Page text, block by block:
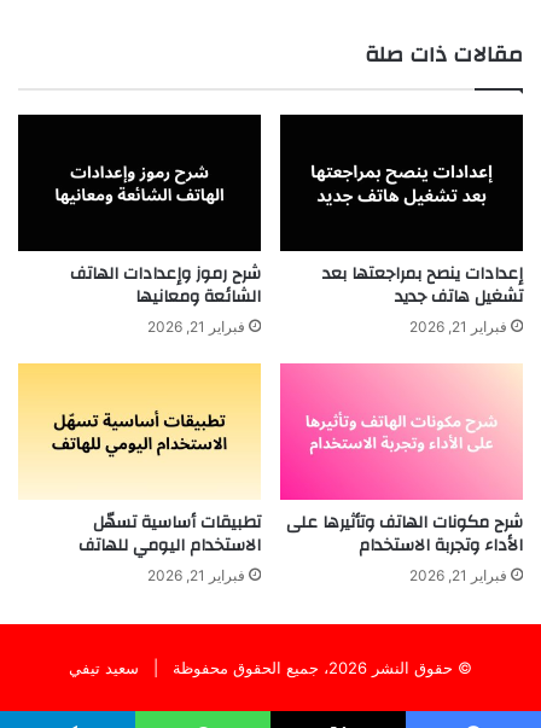
مقالات ذات صلة
إعدادات ينصح بمراجعتها بعد
تشغيل هاتف جديد
فبراير 21, 2026
شرح رموز وإعدادات الهاتف
الشائعة ومعانيها
فبراير 21, 2026
شرح مكونات الهاتف وتأثيرها على
الأداء وتجربة الاستخدام
فبراير 21, 2026
تطبيقات أساسية تسهّل
الاستخدام اليومي للهاتف
فبراير 21, 2026
© حقوق النشر 2026، جميع الحقوق محفوظة | سعيد تيفي